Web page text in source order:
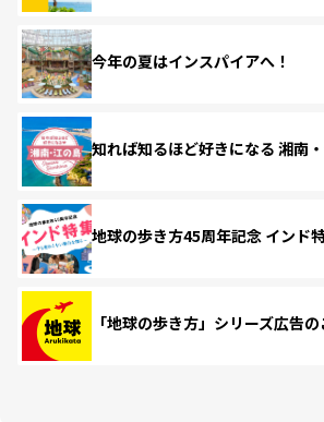
今年の夏はインスパイアへ！
知れば知るほど好きになる 湘南
地球の歩き方45周年記念 インド
「地球の歩き方」シリーズ広告